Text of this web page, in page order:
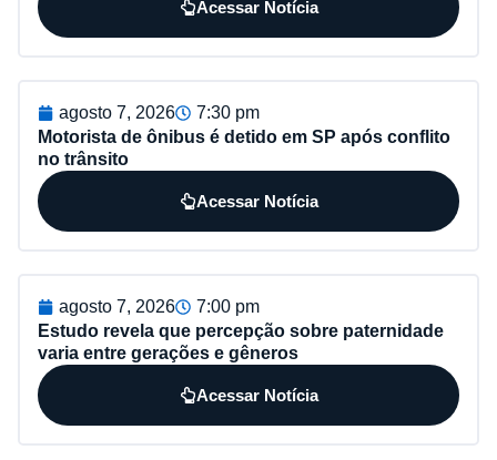
Acessar Notícia
agosto 7, 2026
7:30 pm
Motorista de ônibus é detido em SP após conflito
no trânsito
Acessar Notícia
agosto 7, 2026
7:00 pm
Estudo revela que percepção sobre paternidade
varia entre gerações e gêneros
Acessar Notícia